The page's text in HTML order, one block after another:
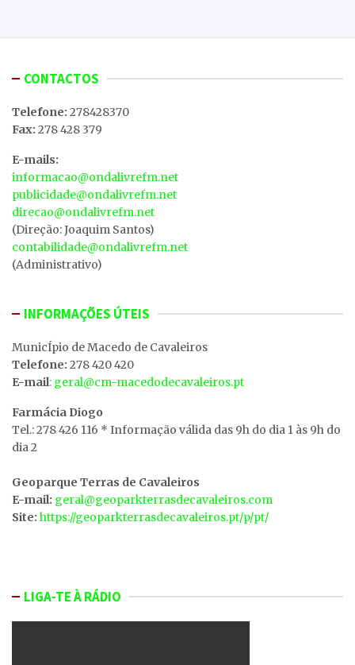
CONTACTOS
Telefone: 278428370
Fax: 278 428 379
E-mails:
informacao@ondalivrefm.net
publicidade@ondalivrefm.net
direcao@ondalivrefm.net
(Direção: Joaquim Santos)
contabilidade@ondalivrefm.net
(Administrativo)
INFORMAÇÕES ÚTEIS
MunicÍpio de Macedo de Cavaleiros
Telefone: 278 420 420
E-mail: geral@cm-macedodecavaleiros.pt
Farmácia Diogo
Tel.: 278 426 116 * Informação válida das 9h do dia 1 às 9h do
dia 2
Geoparque Terras de Cavaleiros
E-mail: geral@geoparkterrasdecavaleiros.com
Site: https://geoparkterrasdecavaleiros.pt/p/pt/
LIGA-TE À RÁDIO